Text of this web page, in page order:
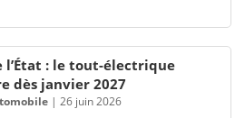
l’État : le tout-électrique
dès janvier 2027
| 26 juin 2026